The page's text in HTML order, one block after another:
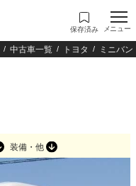
保存済み メニュー
中古車一覧 トヨタ ミニバ
装備・他